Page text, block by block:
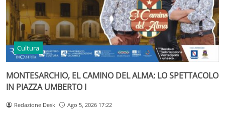
Cultura
MONTESARCHIO, EL CAMINO DEL ALMA: LO SPETTACOLO
IN PIAZZA UMBERTO I
Redazione Desk Ago 5, 2026 17:22